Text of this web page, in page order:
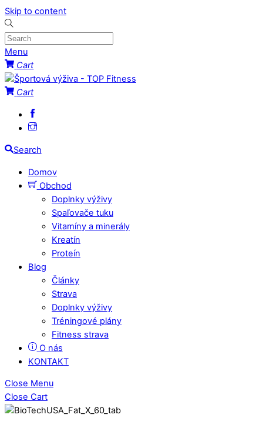
Skip to content
Menu
Cart
Cart
Search
Domov
Obchod
Doplnky výživy
Spaľovače tuku
Vitamíny a minerály
Kreatín
Proteín
Blog
Články
Strava
Doplnky výživy
Tréningové plány
Fitness strava
O nás
KONTAKT
Close Menu
Close Cart